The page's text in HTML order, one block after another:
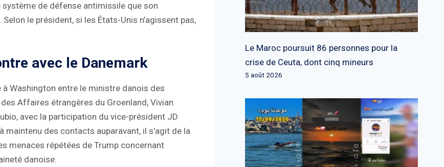
système de défense antimissile que son
le président, si les États-Unis n’agissent pas,
avec le Danemark
Washington entre le ministre danois des
Affaires étrangères du Groenland, Vivian
avec la participation du vice-président JD
maintenu des contacts auparavant, il s'agit de la
menaces répétées de Trump concernant
danoise.
Le Maroc poursuit 86 personnes pour la
crise de Ceuta, dont cinq mineurs
5 août 2026